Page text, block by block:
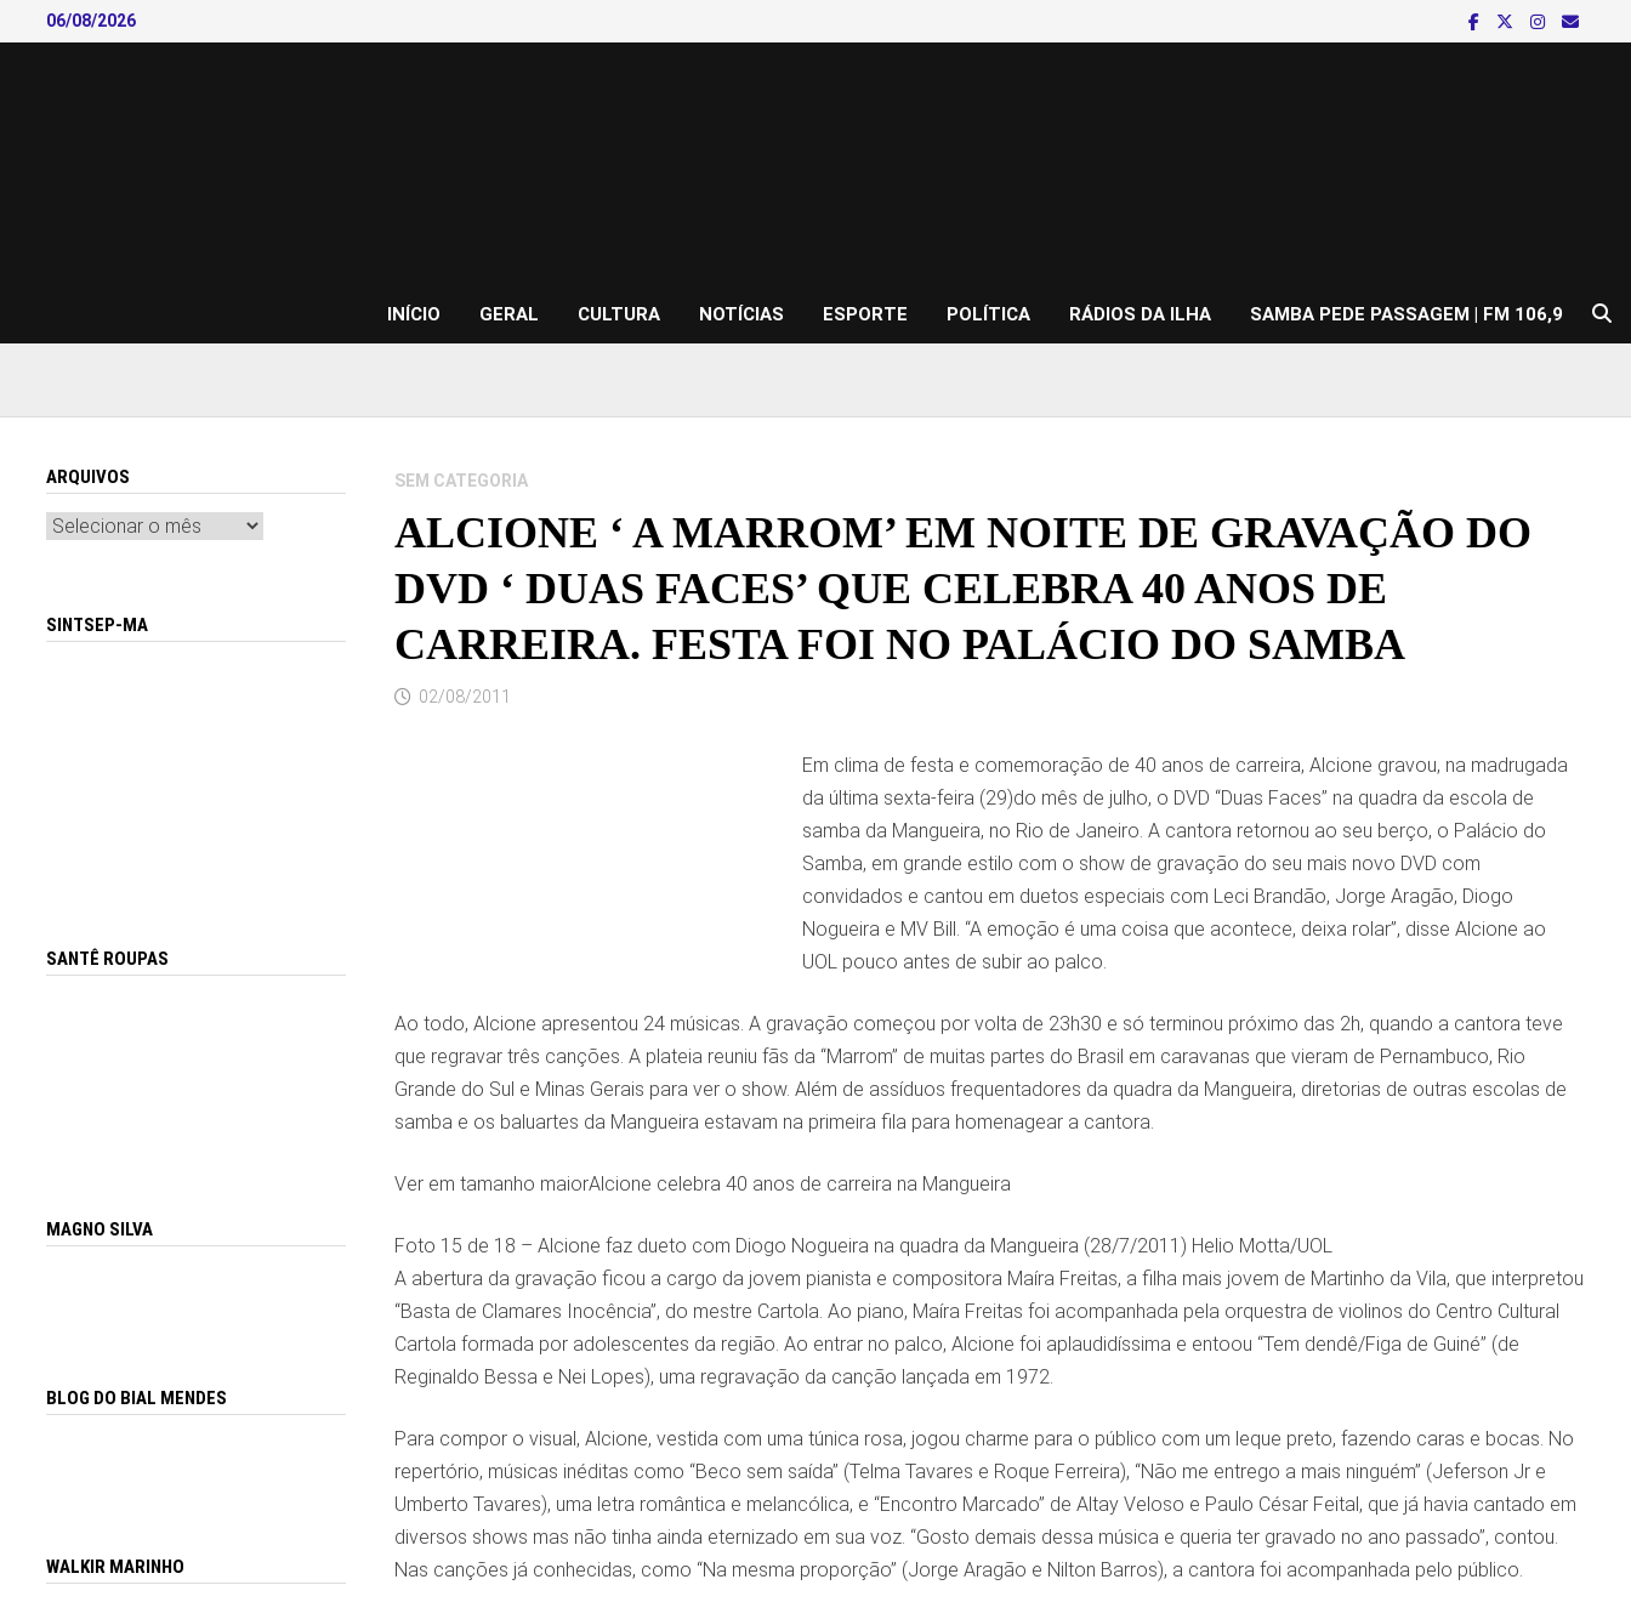
to
06/08/2026
INÍCIO GERAL CULTURA NOTÍCIAS ESPORTE POLÍTICA RÁDIOS DA ILHA SAMBA PEDE PASSAGEM | FM 106,9
SEM CATEGORIA
ALCIONE ‘ A MARROM’ EM NOITE DE GRAVAÇÃO DO
DVD ‘ DUAS FACES’ QUE CELEBRA 40 ANOS DE
CARREIRA. FESTA FOI NO PALÁCIO DO SAMBA
02/08/2011
Em clima de festa e comemoração de 40 anos de carreira, Alcione gravou, na madrugada
da última sexta-feira (29)do mês de julho, o DVD “Duas Faces” na quadra da escola de
samba da Mangueira, no Rio de Janeiro. A cantora retornou ao seu berço, o Palácio do
Samba, em grande estilo com o show de gravação do seu mais novo DVD com
convidados e cantou em duetos especiais com Leci Brandão, Jorge Aragão, Diogo
Nogueira e MV Bill. “A emoção é uma coisa que acontece, deixa rolar”, disse Alcione ao
UOL pouco antes de subir ao palco.
Ao todo, Alcione apresentou 24 músicas. A gravação começou por volta de 23h30 e só terminou próximo das 2h, quando a cantora teve
que regravar três canções. A plateia reuniu fãs da “Marrom” de muitas partes do Brasil em caravanas que vieram de Pernambuco, Rio
Grande do Sul e Minas Gerais para ver o show. Além de assíduos frequentadores da quadra da Mangueira, diretorias de outras escolas de
samba e os baluartes da Mangueira estavam na primeira fila para homenagear a cantora.
Ver em tamanho maiorAlcione celebra 40 anos de carreira na Mangueira
Foto 15 de 18 – Alcione faz dueto com Diogo Nogueira na quadra da Mangueira (28/7/2011) Helio Motta/UOL
A abertura da gravação ficou a cargo da jovem pianista e compositora Maíra Freitas, a filha mais jovem de Martinho da Vila, que interpretou
“Basta de Clamares Inocência”, do mestre Cartola. Ao piano, Maíra Freitas foi acompanhada pela orquestra de violinos do Centro Cultural
Cartola formada por adolescentes da região. Ao entrar no palco, Alcione foi aplaudidíssima e entoou “Tem dendê/Figa de Guiné” (de
Reginaldo Bessa e Nei Lopes), uma regravação da canção lançada em 1972.
Para compor o visual, Alcione, vestida com uma túnica rosa, jogou charme para o público com um leque preto, fazendo caras e bocas. No
repertório, músicas inéditas como “Beco sem saída” (Telma Tavares e Roque Ferreira), “Não me entrego a mais ninguém” (Jeferson Jr e
Umberto Tavares), uma letra romântica e melancólica, e “Encontro Marcado” de Altay Veloso e Paulo César Feital, que já havia cantado em
diversos shows mas não tinha ainda eternizado em sua voz. “Gosto demais dessa música e queria ter gravado no ano passado”, contou.
Nas canções já conhecidas, como “Na mesma proporção” (Jorge Aragão e Nilton Barros), a cantora foi acompanhada pelo público.
ARQUIVOS
Arquivos
SINTSEP-MA
SANTÊ ROUPAS
MAGNO SILVA
BLOG DO BIAL MENDES
WALKIR MARINHO